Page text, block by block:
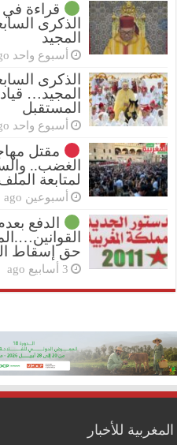
قراءة
الذكرى
المجيد
أسبوع واحد ago
الذكرى
المجيد…
المستقبل
أسبوع واحد ago
مقتل
الغضب..
لمتابعة
أسبوعين ago
الدفع
حق إسقاط
3 أسابيع ago
المغربية للأخبار